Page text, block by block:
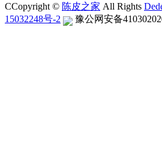
CCopyright © 陈皮之家 All Rights
15032248号-2
豫公网安备